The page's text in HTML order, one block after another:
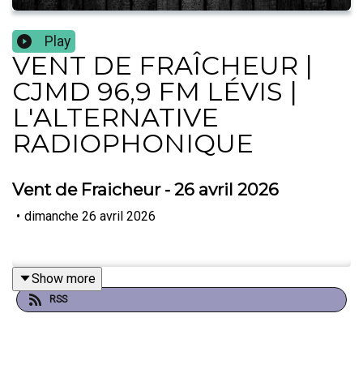
Play
VENT DE FRAÎCHEUR |
CJMD 96,9 FM LÉVIS |
L'ALTERNATIVE
RADIOPHONIQUE
Vent de Fraicheur - 26 avril 2026
• dimanche 26 avril 2026
Show more
RSS